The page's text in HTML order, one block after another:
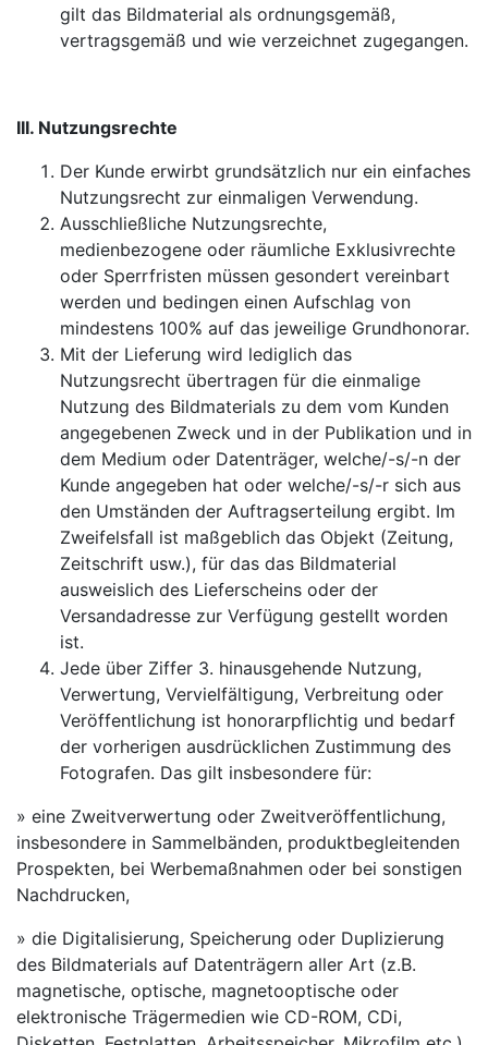
gilt das Bildmaterial als ordnungsgemäß,
vertragsgemäß und wie verzeichnet zugegangen.
III. Nutzungsrechte
Der Kunde erwirbt grundsätzlich nur ein einfaches
Nutzungsrecht zur einmaligen Verwendung.
Ausschließliche Nutzungsrechte,
medienbezogene oder räumliche Exklusivrechte
oder Sperrfristen müssen gesondert vereinbart
werden und bedingen einen Aufschlag von
mindestens 100% auf das jeweilige Grundhonorar.
Mit der Lieferung wird lediglich das
Nutzungsrecht übertragen für die einmalige
Nutzung des Bildmaterials zu dem vom Kunden
angegebenen Zweck und in der Publikation und in
dem Medium oder Datenträger, welche/-s/-n der
Kunde angegeben hat oder welche/-s/-r sich aus
den Umständen der Auftragserteilung ergibt. Im
Zweifelsfall ist maßgeblich das Objekt (Zeitung,
Zeitschrift usw.), für das das Bildmaterial
ausweislich des Lieferscheins oder der
Versandadresse zur Verfügung gestellt worden
ist.
Jede über Ziffer 3. hinausgehende Nutzung,
Verwertung, Vervielfältigung, Verbreitung oder
Veröffentlichung ist honorarpflichtig und bedarf
der vorherigen ausdrücklichen Zustimmung des
Fotografen. Das gilt insbesondere für:
» eine Zweitverwertung oder Zweitveröffentlichung,
insbesondere in Sammelbänden, produktbegleitenden
Prospekten, bei Werbemaßnahmen oder bei sonstigen
Nachdrucken,
» die Digitalisierung, Speicherung oder Duplizierung
des Bildmaterials auf Datenträgern aller Art (z.B.
magnetische, optische, magnetooptische oder
elektronische Trägermedien wie CD-ROM, CDi,